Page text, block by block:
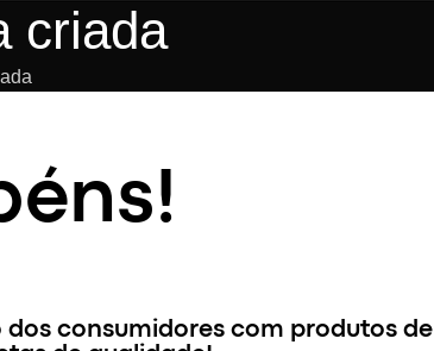
criada
consumidores com produtos de